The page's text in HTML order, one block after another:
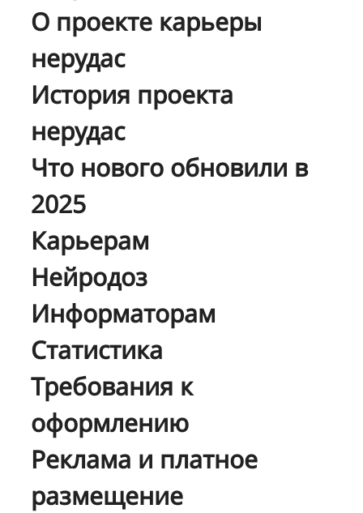
О проекте карьеры
нерудас
История проекта
нерудас
Что нового обновили в
2025
Карьерам
Нейродоз
Информаторам
Статистика
Требования к
оформлению
Реклама и платное
размещение